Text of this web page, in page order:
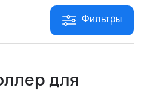
Фильтры
для